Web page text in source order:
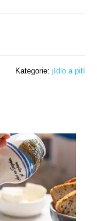
Kategorie: jídlo a pití